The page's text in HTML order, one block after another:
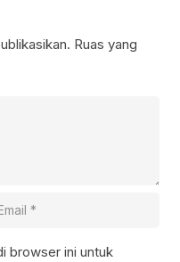
Ruas yang
browser ini untuk